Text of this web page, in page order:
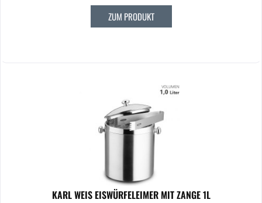
ZUM PRODUKT
KARL WEIS EISWÜRFELEIMER MIT ZANGE 1L